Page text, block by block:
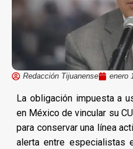
Redacción Tijuanense enero
La obligación impuesta a
en México de vincular su
para conservar una línea
alerta entre especialistas